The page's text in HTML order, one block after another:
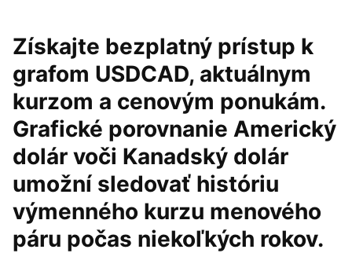
Získajte bezplatný prístup k
grafom USDCAD, aktuálnym
kurzom a cenovým ponukám.
Grafické porovnanie Americký
dolár voči Kanadský dolár
umožní sledovať históriu
výmenného kurzu menového
páru počas niekoľkých rokov.